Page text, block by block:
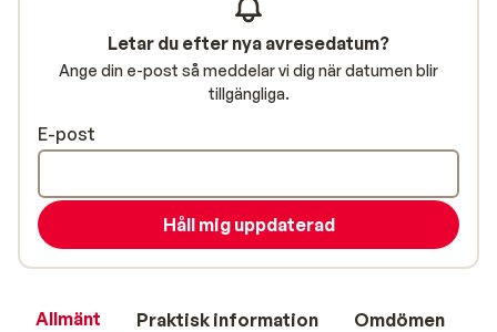
Allmänt Praktisk information Omdömen
Letar du efter nya avresedatum?
Ange din e-post så meddelar vi dig när datumen blir
tillgängliga.
E-post
Håll mig uppdaterad